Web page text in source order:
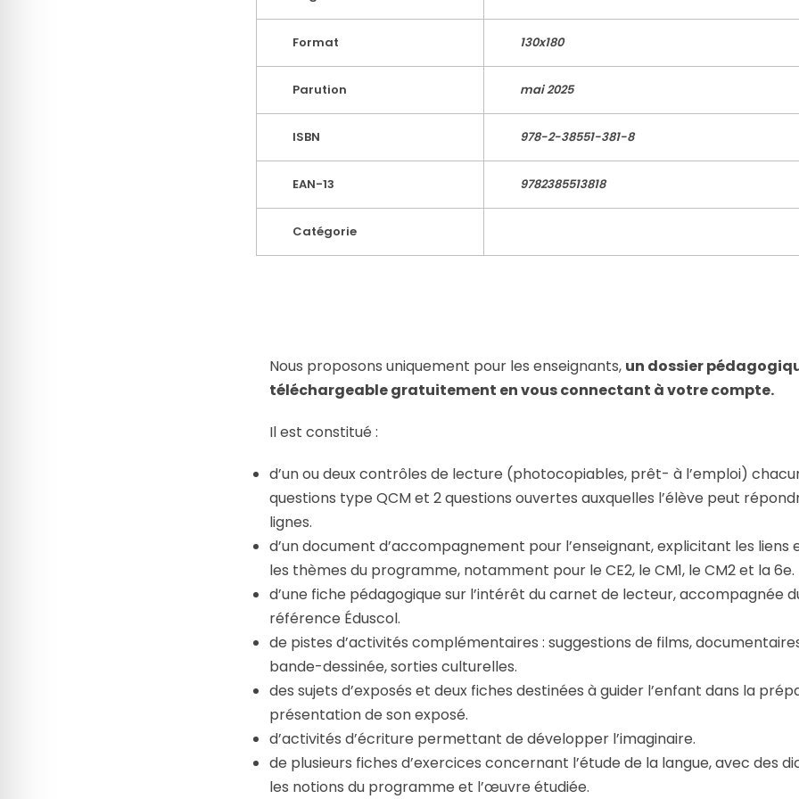
Format 130x180
Parution mai 2025
ISBN 978-2-38551-381-8
EAN-13 9782385513818
Catégorie
Nous proposons uniquement pour les enseignants, un dossier
téléchargeable gratuitement en vous connectant à votre compte.
Il est constitué :
d’un ou deux contrôles de lecture (photocopiables, prêt- à l’emploi)
questions type QCM et 2 questions ouvertes auxquelles l’élève peut
lignes.
d’un document d’accompagnement pour l’enseignant, explicitant les
les thèmes du programme, notamment pour le CE2, le CM1, le CM2 et la 6e.
d’une fiche pédagogique sur l’intérêt du carnet de lecteur, accompagnée
référence Éduscol.
de pistes d’activités complémentaires : suggestions de films,
bande-dessinée, sorties culturelles.
des sujets d’exposés et deux fiches destinées à guider l’enfant dans la
présentation de son exposé.
d’activités d’écriture permettant de développer l’imaginaire.
de plusieurs fiches d’exercices concernant l’étude de la langue, avec des
les notions du programme et l’œuvre étudiée.